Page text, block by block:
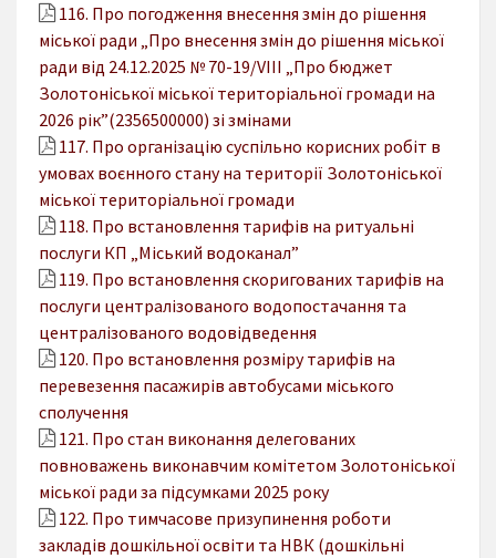
116. Про погодження внесення змін до рішення
міської ради „Про внесення змін до рішення міської
ради від 24.12.2025 № 70-19/VIІI „Про бюджет
Золотоніської міської територіальної громади на
2026 рік”(2356500000) зі змінами
117. Про організацію суспільно корисних робіт в
умовах воєнного стану на території Золотоніської
міської територіальної громади
118. Про встановлення тарифів на ритуальні
послуги КП „Міський водоканал”
119. Про встановлення скоригованих тарифів на
послуги централізованого водопостачання та
централізованого водовідведення
120. Про встановлення розміру тарифів на
перевезення пасажирів автобусами міського
сполучення
121. Про стан виконання делегованих
повноважень виконавчим комітетом Золотоніської
міської ради за підсумками 2025 року
122. Про тимчасове призупинення роботи
закладів дошкільної освіти та НВК (дошкільні